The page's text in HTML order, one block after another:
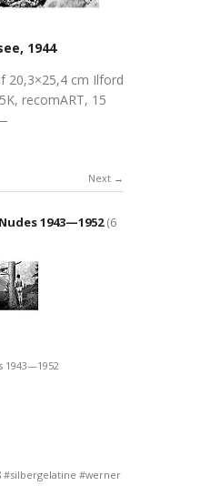
1944
20,3×25,4 cm Ilford
recomART, 15
Next
1943—1952 (6
1943—1952
silbergelatine
werner